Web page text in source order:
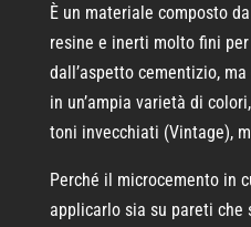
È un materiale composto
resine e inerti molto fini
dall’aspetto cementizio,
in un’ampia varietà di
toni invecchiati (Vintage),
Perché il microcemento in
applicarlo sia su pareti che